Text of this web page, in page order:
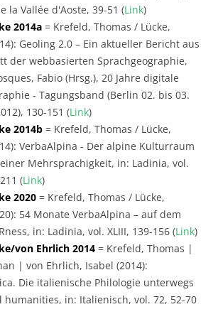
la Vallée d'Aoste, 39-51 (Link)
2014a = Krefeld, Thomas / Lücke,
Geoling 2.0 – Ein aktueller Bericht aus
der webbasierten Sprachgeographie,
Fabio (Hrsg.), 20 Jahre digitale
- Tagungsband (Berlin 02. bis 03.
130-151 (Link)
2014b = Krefeld, Thomas / Lücke,
VerbaAlpina - Der alpine Kulturraum
Mehrsprachigkeit, in: Ladinia, vol.
(Link)
2020 = Krefeld, Thomas / Lücke,
54 Monate VerbaAlpina – auf dem
in: Ladinia, vol. XLIII, 139-156 (Link)
von Ehrlich 2014 = Krefeld, Thomas |
| von Ehrlich, Isabel (2014):
Die italienische Philologie unterwegs
humanities, in: Italienisch, vol. 72, 52-70